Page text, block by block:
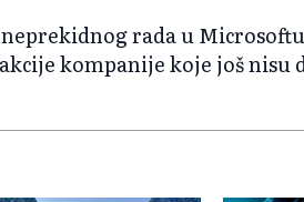
neprekidnog rada u
kompanije koje još nisu